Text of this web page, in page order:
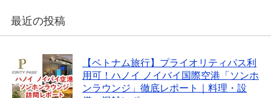
最近の投稿
【ベトナム旅行】プライオリティパス利
用可！ハノイ ノイバイ国際空港「ソンホ
ンラウンジ」徹底レポート｜料理・設